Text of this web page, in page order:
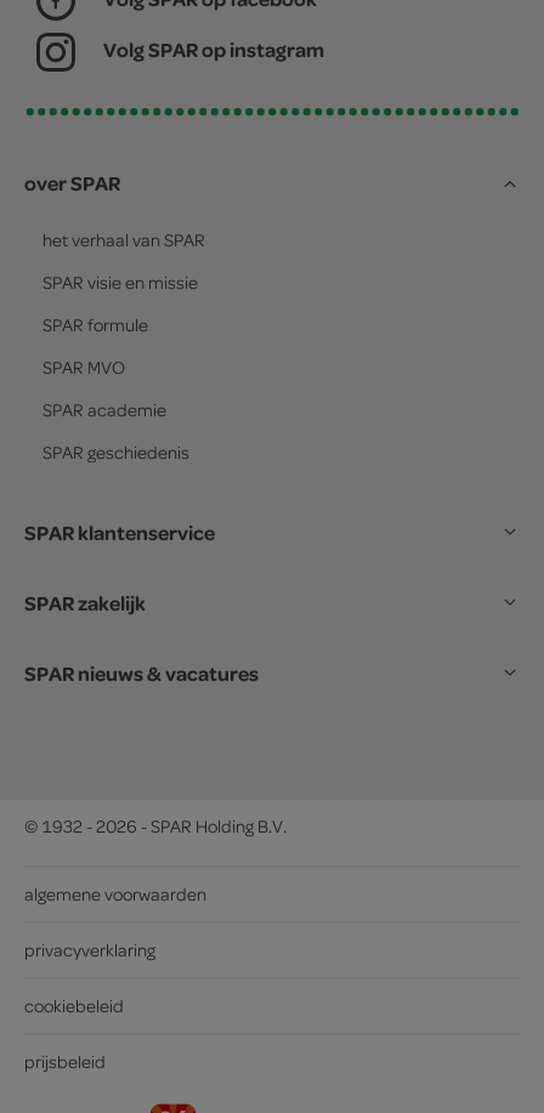
Volg SPAR op instagram
over SPAR
het verhaal van SPAR
SPAR visie en missie
SPAR formule
SPAR MVO
SPAR academie
SPAR geschiedenis
SPAR klantenservice
SPAR zakelijk
SPAR nieuws & vacatures
© 1932 - 2026 - SPAR Holding B.V.
algemene voorwaarden
privacyverklaring
cookiebeleid
prijsbeleid